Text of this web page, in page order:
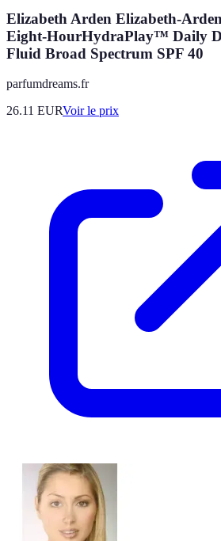
Elizabeth Arden Elizabeth-
Eight-HourHydraPlay™ Daily
Fluid Broad Spectrum SPF 40
parfumdreams.fr
26.11 EURVoir le prix